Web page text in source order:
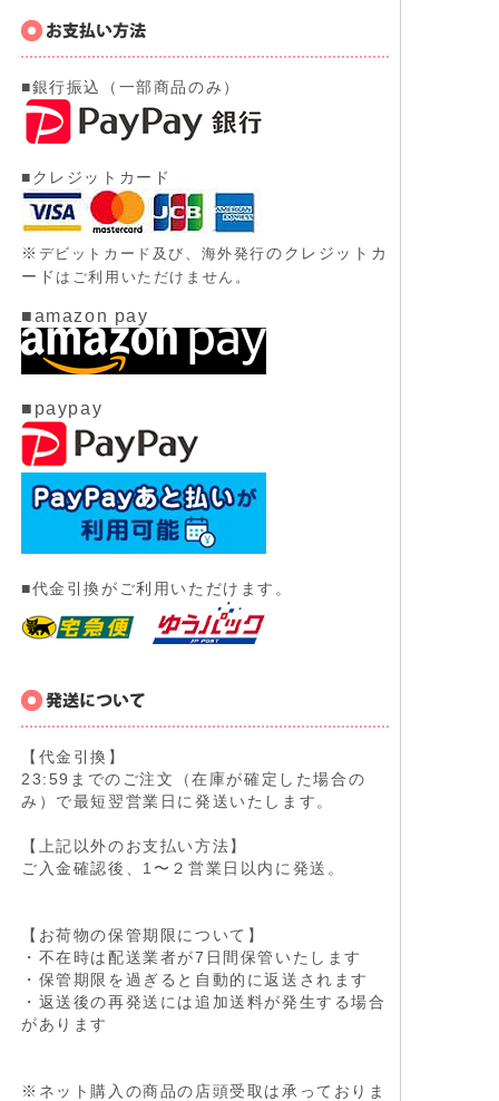
■銀行振込（一部商品のみ）
■クレジットカード
※ デビットカード及び、 海外発行のクレジットカ
ード はご利用いただけません。
■amazon pay
■paypay
■代金引換がご利用いただけます。
【代金引換】
23:59までのご注文（在庫が確定した場合の
み）で最短翌営業日に発送いたします。
【上記以外のお支払い方法】
ご入金確認後、1〜２営業日以内に発送。
【お荷物の保管期限について】
・不在時は配送業者が7日間保管いたします
・保管期限を過ぎると自動的に返送されます
・返送後の再発送には追加送料が発生する場合
があります
※ネット購入の商品の店頭受取は承っておりま